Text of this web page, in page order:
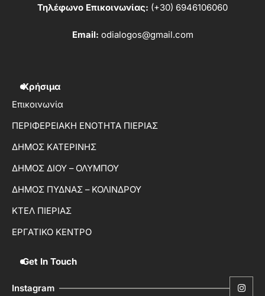
Τηλέφωνο Επικοινωνίας: (+30) 6946106060
Email: odialogos@gmail.com
Χρήσιμα
Επικοινωνία
ΠΕΡΙΦΕΡΕΙΑΚΗ ΕΝΟΤΗΤΑ ΠΙΕΡΙΑΣ
ΔΗΜΟΣ ΚΑΤΕΡΙΝΗΣ
ΔΗΜΟΣ ΔΙΟΥ – ΟΛΥΜΠΟΥ
ΔΗΜΟΣ ΠΥΔΝΑΣ – ΚΟΛΙΝΔΡΟΥ
ΚΤΕΛ ΠΙΕΡΙΑΣ
ΕΡΓΑΤΙΚΟ ΚΕΝΤΡΟ
Get In Touch
Instagram